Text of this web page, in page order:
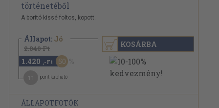
A borító kissé foltos, kopott.
Állapot: Jó
2.840 Ft
1.420 ,-Ft 50
pont kapható
KOSÁRBA
ÁLLAPOTFOTÓK